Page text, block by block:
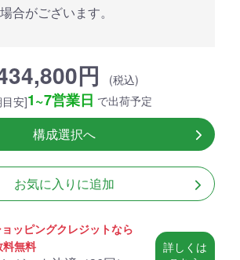
合がございます。
円
(税込)
安]1~7営業日 で出荷予定
構成選択へ
お気に入りに追加
ッピングクレジットなら
無料
詳しくは